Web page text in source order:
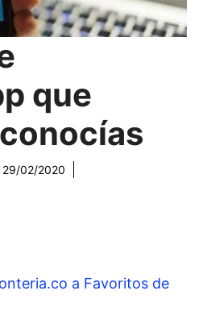
que
29/02/2020
a Favoritos de